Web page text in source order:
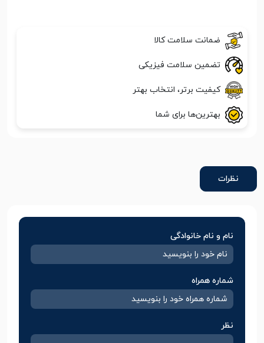
ضمانت سلامت کالا
تضمین سلامت فیزیکی
کیفیت برتر، انتخاب بهتر
بهترین‌ها برای شما
نظرات
نام و نام خانوادگی
شماره همراه
نظر